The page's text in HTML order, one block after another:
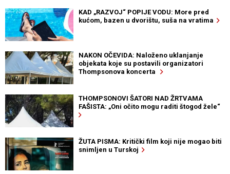
KAD „RAZVOJ“ POPIJE VODU: More pred
kućom, bazen u dvorištu, suša na vratima
NAKON OČEVIDA: Naloženo uklanjanje
objekata koje su postavili organizatori
Thompsonova koncerta
THOMPSONOVI ŠATORI NAD ŽRTVAMA
FAŠISTA: „Oni očito mogu raditi štogod žele“
ŽUTA PISMA: Kritički film koji nije mogao biti
snimljen u Turskoj